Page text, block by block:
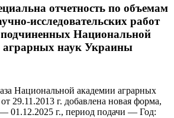
отчетность по объемам
исследовательских работ
Национальной
аграрных наук Украины
Национальной академии аграрных
29.11.2013 г. добавлена новая форма,
01.12.2025 г., период подачи — Год: